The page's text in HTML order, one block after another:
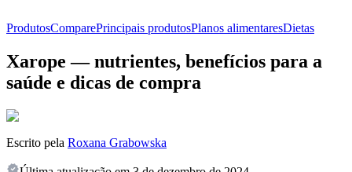
ProdutosComparePrincipais produtosPlanos alimentaresDietas
Xarope — nutrientes, benefícios para a
saúde e dicas de compra
Escrito pela Roxana Grabowska